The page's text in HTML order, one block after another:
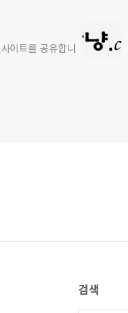
이트를 공유합니
검색